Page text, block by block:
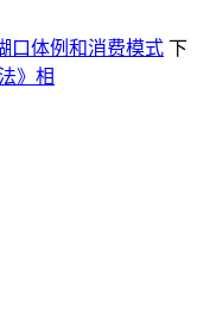
口体例和消费模式 下
》相